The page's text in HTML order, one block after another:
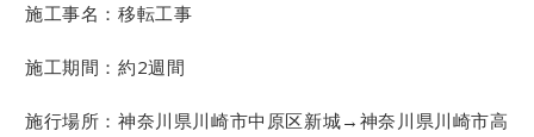
施工事名：移転工事
施工期間：約2週間
施行場所：神奈川県川崎市中原区新城→神奈川県川崎市高